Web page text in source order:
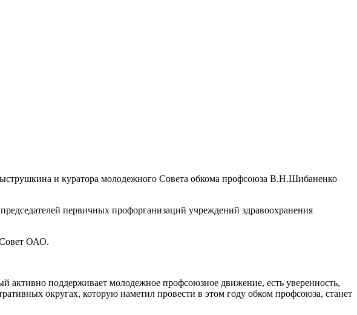
и куратора молодежного Совета обкома профсоюза В.Н.Шибаненко
первичных профорганизаций учреждений здравоохранения
ОАО.
поддерживает молодежное профсоюзное движение, есть уверенность,
округах, которую наметил провести в этом году обком профсоюза, станет